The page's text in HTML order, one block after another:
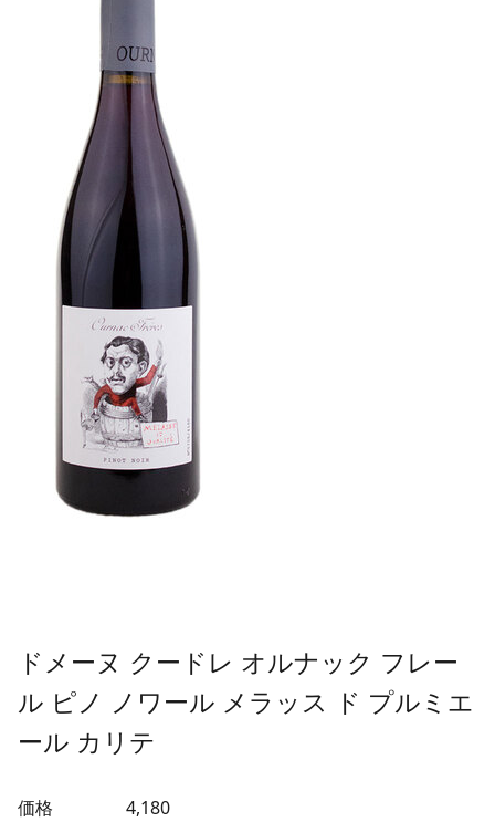
ドメーヌ クードレ オルナック フレー
ル ピノ ノワール メラッス ド プルミエ
ール カリテ
価格
4,180